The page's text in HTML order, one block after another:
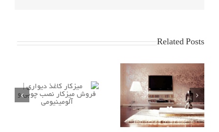
Related Posts
نکته هایی درباره کاغذ
دیواری اتاق خواب و
انتخاب کاغذ دیواری مناسب